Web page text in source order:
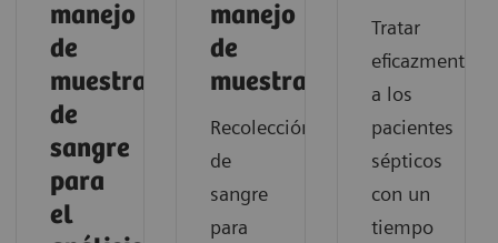
manejo
de
muestras
de
sangre
para
el
manejo
de
muestras
Recolección
de
sangre
para
Tratar
eficazmente
a los
pacientes
sépticos
con un
tiempo